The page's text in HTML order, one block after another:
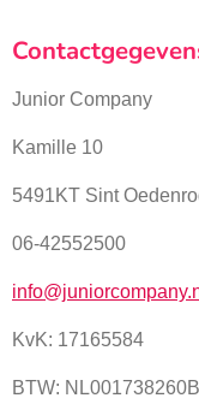
Junior Company
Kamille 10
5491KT Sint
06-42552500
KvK: 17165584
BTW: